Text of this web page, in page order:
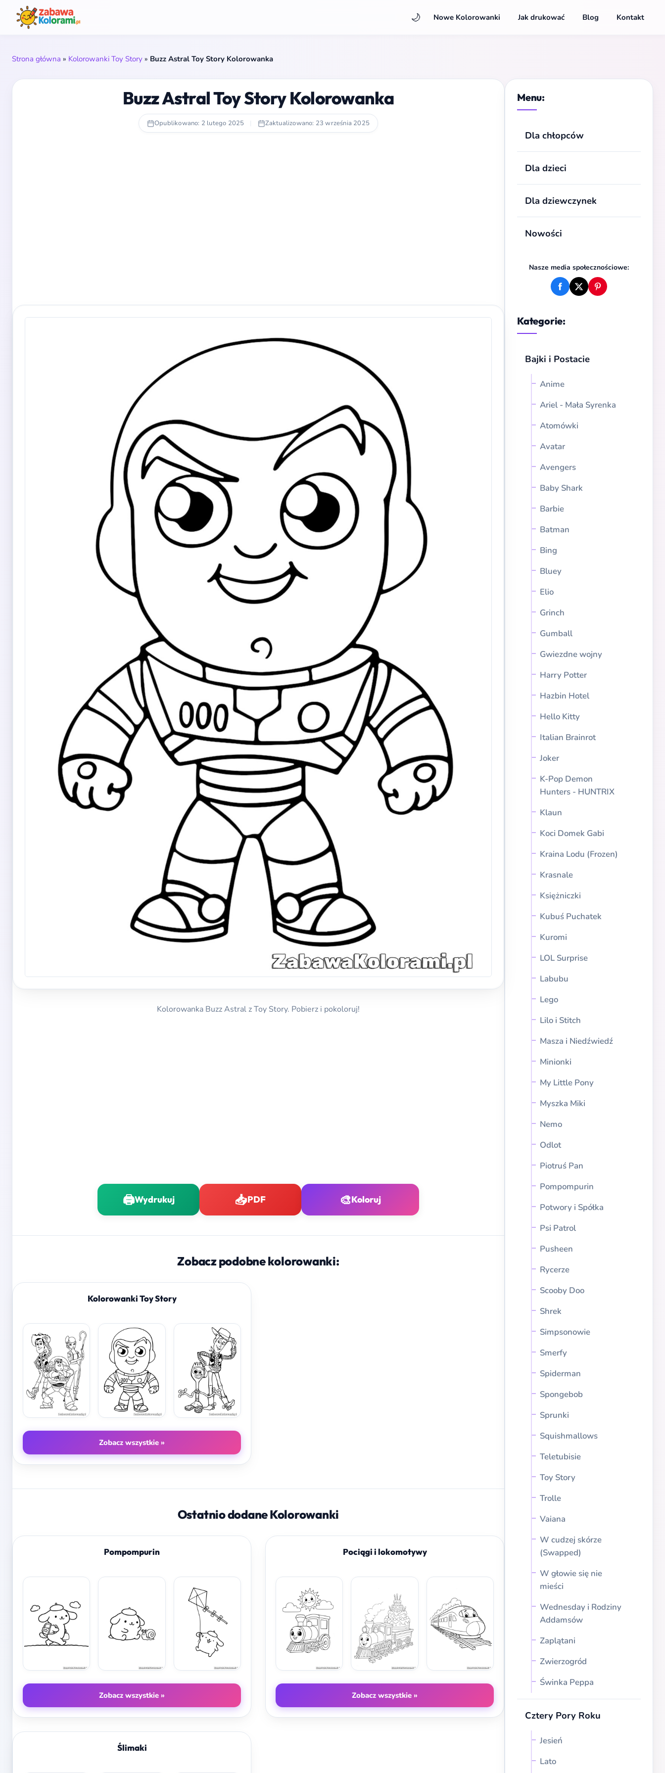
🌙 Nowe Kolorowanki Jak drukować Blog Kontakt
Strona główna » Kolorowanki Toy Story » Buzz Astral Toy Story Kolorowanka
Menu:
Dla chłopców
Dla dzieci
Dla dziewczynek
Nowości
Nasze media społecznościowe:
Kategorie:
Bajki i Postacie
Anime
Ariel - Mała Syrenka
Atomówki
Avatar
Avengers
Baby Shark
Barbie
Batman
Bing
Bluey
Elio
Grinch
Gumball
Gwiezdne wojny
Harry Potter
Hazbin Hotel
Hello Kitty
Italian Brainrot
Joker
K-Pop Demon
Hunters - HUNTRIX
Klaun
Koci Domek Gabi
Kraina Lodu (Frozen)
Krasnale
Księżniczki
Kubuś Puchatek
Kuromi
LOL Surprise
Labubu
Lego
Lilo i Stitch
Masza i Niedźwiedź
Minionki
My Little Pony
Myszka Miki
Nemo
Odlot
Piotruś Pan
Pompompurin
Potwory i Spółka
Psi Patrol
Pusheen
Rycerze
Scooby Doo
Shrek
Simpsonowie
Smerfy
Spiderman
Spongebob
Sprunki
Squishmallows
Teletubisie
Toy Story
Trolle
Vaiana
W cudzej skórze
(Swapped)
W głowie się nie
mieści
Wednesday i Rodziny
Addamsów
Zaplątani
Zwierzogród
Świnka Peppa
Cztery Pory Roku
Jesień
Lato
Buzz Astral Toy Story Kolorowanka
Opublikowano: 2 lutego 2025 | Zaktualizowano: 23 września 2025
Kolorowanka Buzz Astral z Toy Story. Pobierz i pokoloruj!
🖨️Wydrukuj 📥PDF 🎨Koloruj
Zobacz podobne kolorowanki:
Kolorowanki Toy Story
Zobacz wszystkie »
Ostatnio dodane Kolorowanki
Pompompurin
Zobacz wszystkie »
Pociągi i lokomotywy
Zobacz wszystkie »
Ślimaki